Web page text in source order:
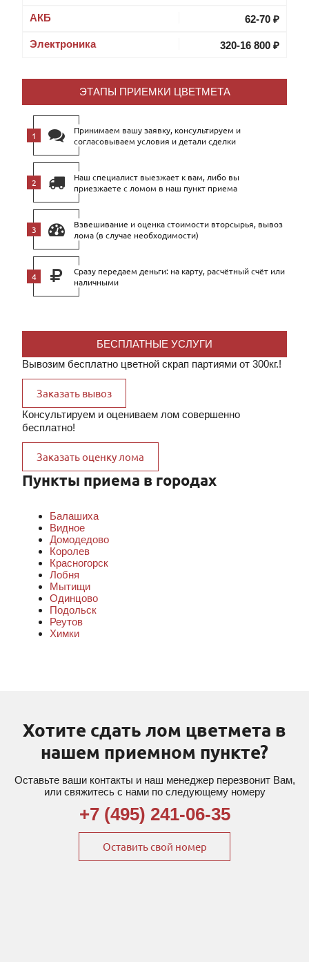
АКБ 62-70 ₽
Электроника 320-16 800 ₽
ЭТАПЫ ПРИЕМКИ ЦВЕТМЕТА
Принимаем вашу заявку, консультируем и
согласовываем условия и детали сделки
Наш специалист выезжает к вам, либо вы
приезжаете с ломом в наш пункт приема
Взвешивание и оценка стоимости вторсырья, вывоз
лома (в случае необходимости)
Сразу передаем деньги: на карту, расчётный счёт или
наличными
БЕСПЛАТНЫЕ УСЛУГИ
Вывозим бесплатно цветной скрап партиями от 300кг.!
Заказать вывоз
Консультируем и оцениваем лом совершенно
бесплатно!
Заказать оценку лома
Пункты приема в городах
Балашиха
Видное
Домодедово
Королев
Красногорск
Лобня
Мытищи
Одинцово
Подольск
Реутов
Химки
Хотите сдать лом цветмета в
нашем приемном пункте?
Оставьте ваши контакты и наш менеджер перезвонит Вам,
или свяжитесь с нами по следующему номеру
+7 (495) 241-06-35
Оставить свой номер